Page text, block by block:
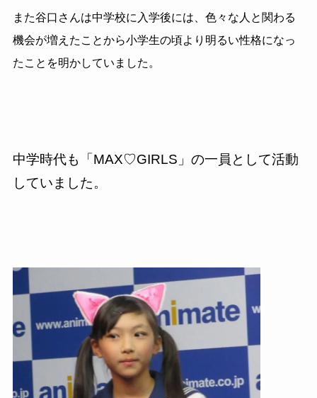
また谷口さんは中学校に入学後には、色々な人と関わる
機会が増えたことから小学生の頃より明るい性格になっ
たことを明かしていました。
中学時代も「MAX♡GIRLS」の一員として活動
していました。